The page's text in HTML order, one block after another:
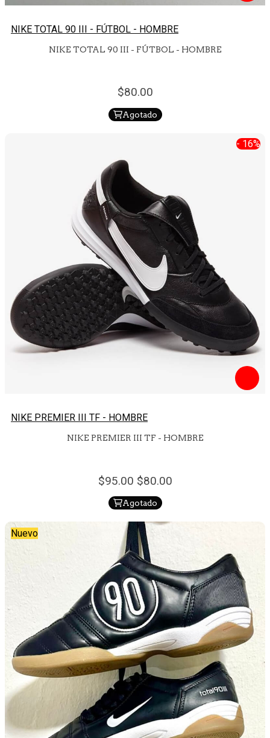
NIKE TOTAL 90 III - FÚTBOL - HOMBRE
NIKE TOTAL 90 III - FÚTBOL - HOMBRE
80.00
Agotado
- 16%
NIKE PREMIER III TF - HOMBRE
NIKE PREMIER III TF - HOMBRE
95.00 80.00
Agotado
Nuevo